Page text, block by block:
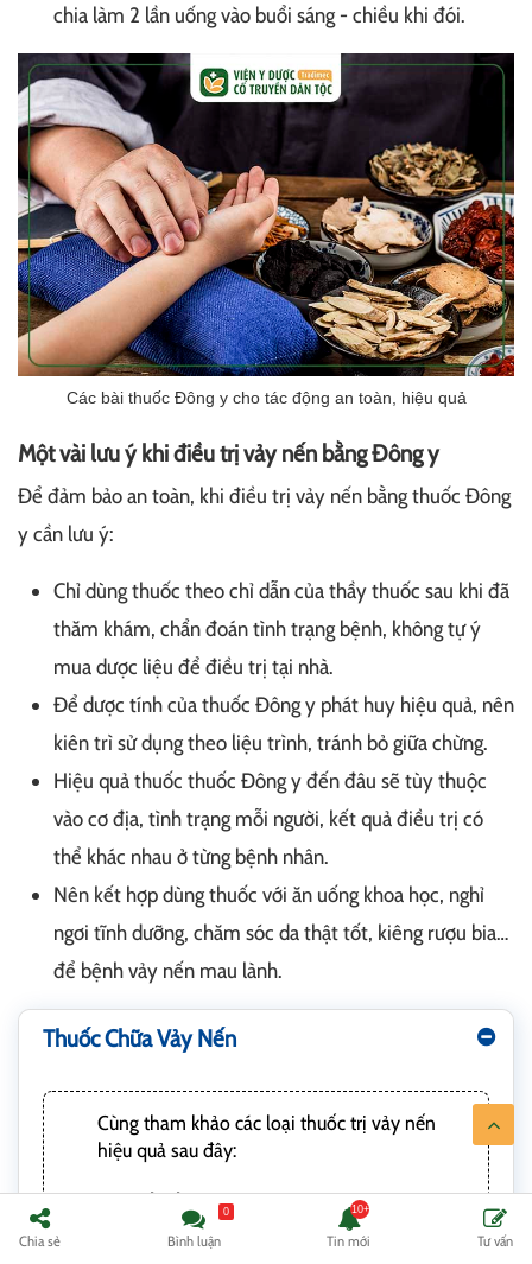
chia làm 2 lần uống vào buổi sáng - chiều khi đói.
Các bài thuốc Đông y cho tác động an toàn, hiệu quả
Một vài lưu ý khi điều trị vảy nến bằng Đông y
Để đảm bảo an toàn, khi điều trị vảy nến bằng thuốc Đông
y cần lưu ý:
Chỉ dùng thuốc theo chỉ dẫn của thầy thuốc sau khi đã
thăm khám, chẩn đoán tình trạng bệnh, không tự ý
mua dược liệu để điều trị tại nhà.
Để dược tính của thuốc Đông y phát huy hiệu quả, nên
kiên trì sử dụng theo liệu trình, tránh bỏ giữa chừng.
Hiệu quả thuốc thuốc Đông y đến đâu sẽ tùy thuộc
vào cơ địa, tình trạng mỗi người, kết quả điều trị có
thể khác nhau ở từng bệnh nhân.
Nên kết hợp dùng thuốc với ăn uống khoa học, nghỉ
ngơi tĩnh dưỡng, chăm sóc da thật tốt, kiêng rượu bia…
để bệnh vảy nến mau lành.
Thuốc Chữa Vảy Nến
Cùng tham khảo các loại thuốc trị vảy nến
hiệu quả sau đây:
Anthralin:Dạng bôi chứa Anthralin giúp
kiểm soát và chống viêm vảy nến. Kết
hợp với mỡ axit salicylic để giảm ngứa
Chia sẻ Bình luận
0
Tin mới Tư vấn